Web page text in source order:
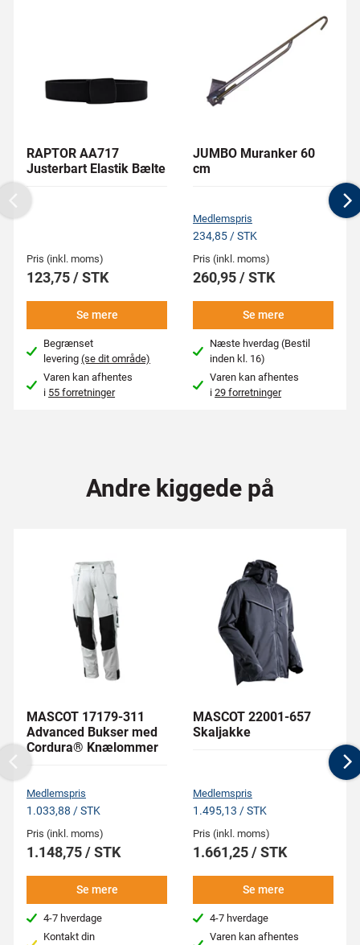
RAPTOR AA717
Justerbart Elastik Bælte
Pris (inkl. moms)
123,75 / STK
Se mere
Begrænset
levering(se dit område)
Varen kan afhentes
i 55 forretninger
JUMBO Muranker 60
cm
Medlemspris
234,85 / STK
Pris (inkl. moms)
260,95 / STK
Se mere
Næste hverdag (Bestil
inden kl. 16)
Varen kan afhentes
i29 forretninger
Previous
Andre kiggede på
MASCOT 17179-311
Advanced Bukser med
Cordura® Knælommer
Medlemspris
1.033,88 / STK
Pris (inkl. moms)
1.148,75 / STK
Se mere
4-7 hverdage
Kontakt din
MASCOT 22001-657
Skaljakke
Medlemspris
1.495,13 / STK
Pris (inkl. moms)
1.661,25 / STK
Se mere
4-7 hverdage
Varen kan afhentes
Previous